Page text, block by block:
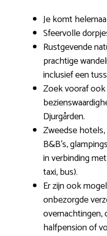
Je komt
Sfeervolle
Rustgevende
prachtige
inclusief een
Zoek vooraf
Djurgården.
Zweedse
B&B’s,
in verbinding
taxi, bus).
Er zijn ook
onbezorgde
overnachtingen,
halfpension of